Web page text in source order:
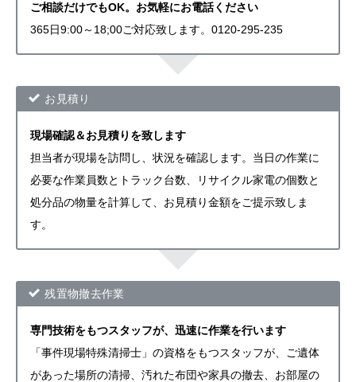
ご相談だけでもOK。お気軽にお電話ください
365日9:00～18;00ご対応致します。0120-295-235
お見積り
現場確認＆お見積りを致します
担当者が現場を訪問し、状況を確認します。当日の作業に
必要な作業員数とトラック台数、リサイクル家電の個数と
処分品の物量を計算して、お見積り金額をご提示致しま
す。
残置物撤去作業
専門技術をもつスタッフが、迅速に作業を行います
「事件現場特殊清掃士」の資格をもつスタッフが、ご遺体
があった場所の清掃、汚れた布団や家具の撤去、お部屋の